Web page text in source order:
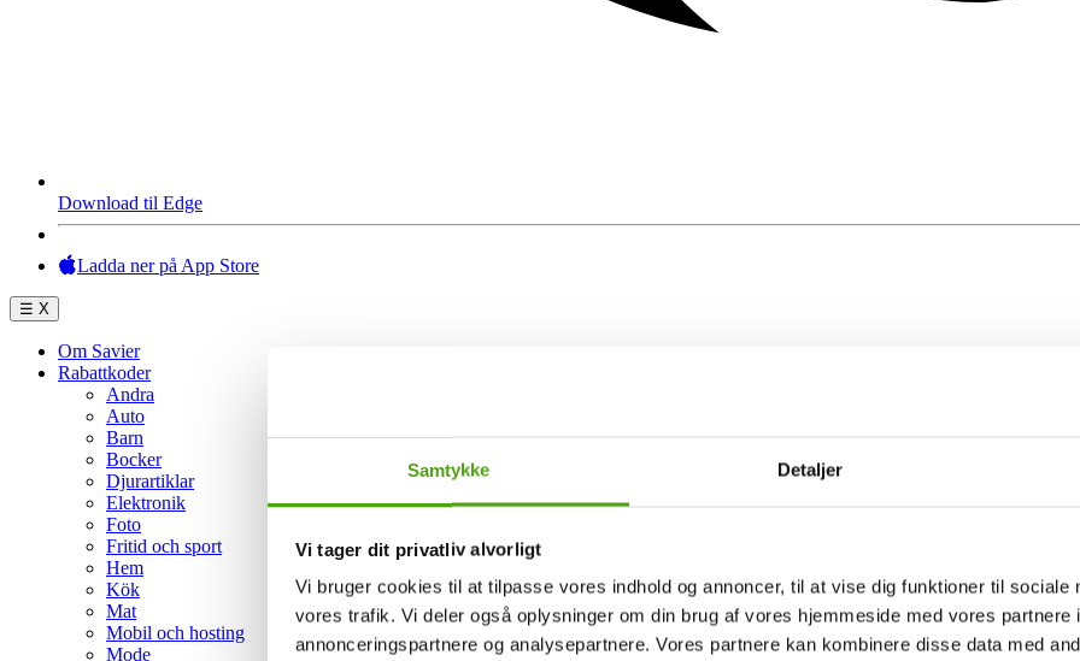
Samtykke Detaljer
Vi tager dit privatliv alvorligt
Vi bruger cookies til at tilpasse vores indhold og annoncer, til at vise dig funktioner til sociale
vores trafik. Vi deler også oplysninger om din brug af vores hjemmeside med vores partnere
annonceringspartnere og analysepartnere. Vores partnere kan kombinere disse data med
Download til Edge
Ladda ner på App Store
☰ X
Om Savier
Rabattkoder
Andra
Auto
Barn
Bocker
Djurartiklar
Elektronik
Foto
Fritid och sport
Hem
Kök
Mat
Mobil och hosting
Mode